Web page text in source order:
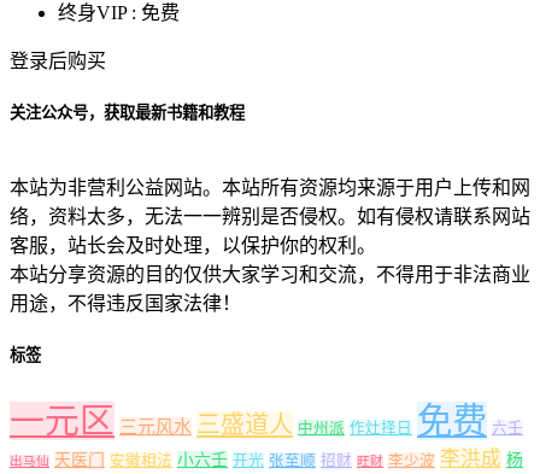
终身VIP : 免费
登录后购买
关注公众号，获取最新书籍和教程
本站为非营利公益网站。本站所有资源均来源于用户上传和网
络，资料太多，无法一一辨别是否侵权。如有侵权请联系网站
客服，站长会及时处理，以保护你的权利。
本站分享资源的目的仅供大家学习和交流，不得用于非法商业
用途，不得违反国家法律！
标签
一元区 三元风水 三盛道人 中州派 作灶择日 免费 六壬
出马仙 天医门 安徽相法 小六壬 开光 张至顺 招财 旺财 李少波 李洪成 杨